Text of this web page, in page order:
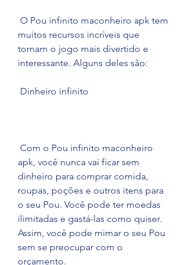
muitos recursos incríveis que
tornam o jogo mais divertido e
interessante. Alguns deles são:
Dinheiro infinito
apk, você nunca vai ficar sem
dinheiro para comprar comida,
roupas, poções e outros itens para
o seu Pou. Você pode ter moedas
ilimitadas e gastá-las como quiser.
Assim, você pode mimar o seu Pou
sem se preocupar com o
orçamento.